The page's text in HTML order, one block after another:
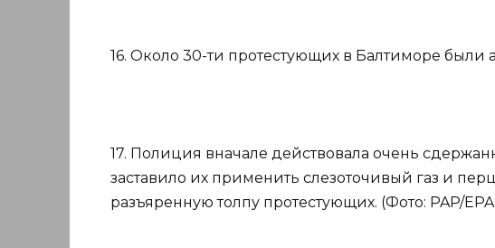
16. Около 30-ти протестующих в Балтиморе были
17. Полиция вначале действовала очень
заставило их применить слезоточивый газ и
разъяренную толпу протестующих. (Фото: PAP/